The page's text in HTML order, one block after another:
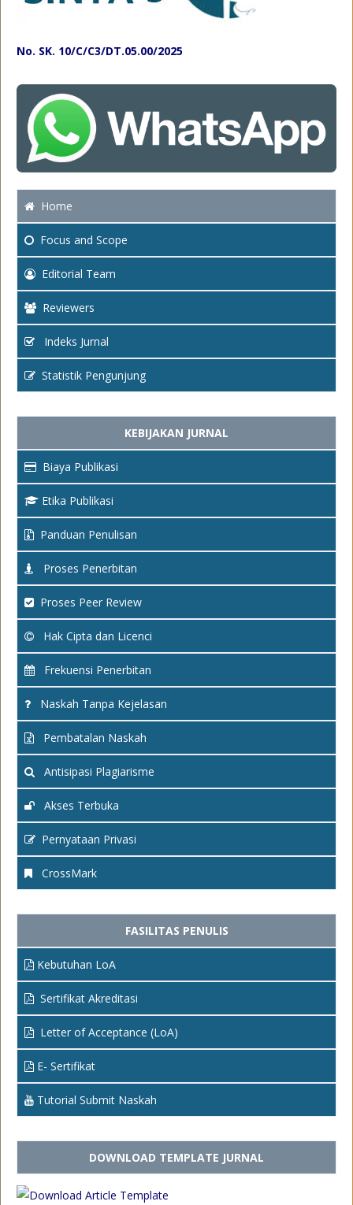
No. SK. 10/C/C3/DT.05.00/2025
Home
Focus and Scope
Editorial Team
Reviewers
Indeks Jurnal
Statistik Pengunjung
KEBIJAKAN JURNAL
Biaya Publikasi
Etika Publikasi
Panduan Penulisan
Proses Penerbitan
Proses Peer Review
Hak Cipta dan Licenci
Frekuensi Penerbitan
Naskah Tanpa Kejelasan
Pembatalan Naskah
Antisipasi Plagiarisme
Akses Terbuka
Pernyataan Privasi
CrossMark
FASILITAS PENULIS
Kebutuhan LoA
Sertifikat Akreditasi
Letter of Acceptance (LoA)
E- Sertifikat
Tutorial Submit Naskah
DOWNLOAD TEMPLATE JURNAL